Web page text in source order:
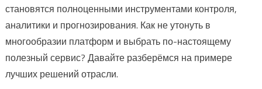
становятся полноценными инструментами контроля,
аналитики и прогнозирования. Как не утонуть в
многообразии платформ и выбрать по-настоящему
полезный сервис? Давайте разберёмся на примере
лучших решений отрасли.